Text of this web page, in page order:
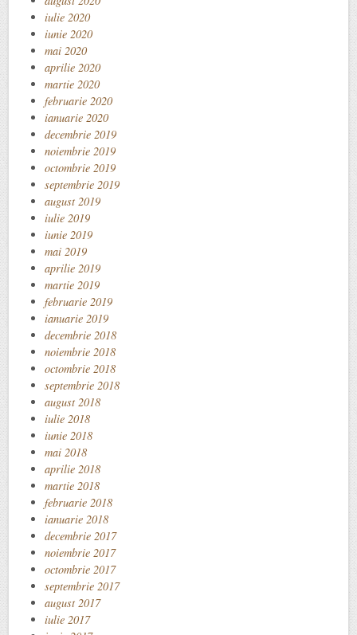
iulie 2020
iunie 2020
mai 2020
aprilie 2020
martie 2020
februarie 2020
ianuarie 2020
decembrie 2019
noiembrie 2019
octombrie 2019
septembrie 2019
august 2019
iulie 2019
iunie 2019
mai 2019
aprilie 2019
martie 2019
februarie 2019
ianuarie 2019
decembrie 2018
noiembrie 2018
octombrie 2018
septembrie 2018
august 2018
iulie 2018
iunie 2018
mai 2018
aprilie 2018
martie 2018
februarie 2018
ianuarie 2018
decembrie 2017
noiembrie 2017
octombrie 2017
septembrie 2017
august 2017
iulie 2017